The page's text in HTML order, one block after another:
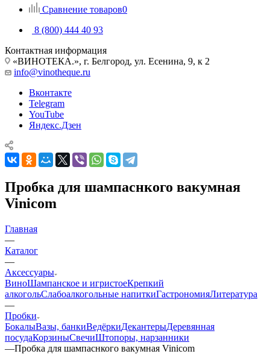
Сравнение товаров0
8 (800) 444 40 93
Контактная информация
«ВИНОТЕКА.», г. Белгород, ул. Есенина, 9, к 2
info@vinotheque.ru
Вконтакте
Telegram
YouTube
Яндекс.Дзен
Пробка для шампаснкого вакумная
Vinicom
Главная
—
Каталог
—
Аксессуары
ВиноШампанское и игристоеКрепкий
алкогольСлабоалкогольные напиткиГастрономияЛитература
—
Пробки
БокалыВазы, банкиВедёркиДекантерыДеревянная
посудаКорзиныСвечиШтопоры, нарзанники
—Пробка для шампаснкого вакумная Vinicom